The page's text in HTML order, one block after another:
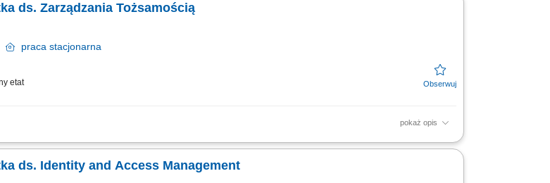
ds. Zarządzania Tożsamością
praca stacjonarna
etat
pokaż opis
zarządzania tożsamością, wdrażać standardy bezpieczeństwa IAM oraz doradzać dla nowych i
ds. Identity and Access Management